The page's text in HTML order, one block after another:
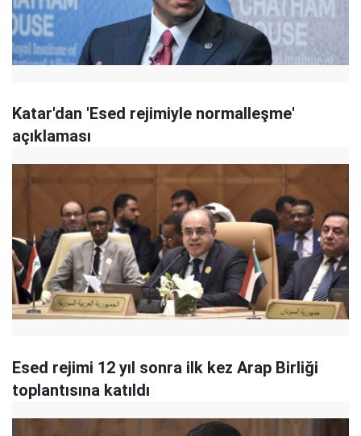
Katar'dan 'Esed rejimiyle normalleşme'
açıklaması
Esed rejimi 12 yıl sonra ilk kez Arap Birliği
toplantısına katıldı